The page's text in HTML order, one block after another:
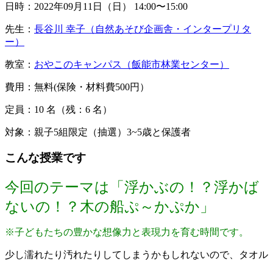
日時：2022年09月11日（日） 14:00〜15:00
先生： 長谷川 幸子（自然あそび企画舎・インタープリタ
ー）
教室： おやこのキャンパス（飯能市林業センター）
費用：無料(保険・材料費500円）
定員：10 名 （残：6 名 ）
対象：親子5組限定（抽選）3~5歳と保護者
こんな授業です
今回のテーマは「 浮かぶの！？浮かば
ないの！？木の船ぷ～かぷか 」
※子どもたちの豊かな想像力と表現力を育む時間です。
少し濡れたり汚れたりしてしまうかもしれないので、タオル